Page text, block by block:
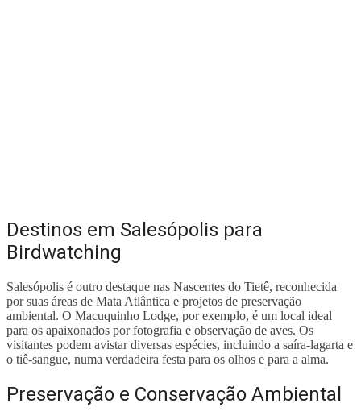
Destinos em Salesópolis para
Birdwatching
Salesópolis é outro destaque nas Nascentes do Tietê, reconhecida
por suas áreas de Mata Atlântica e projetos de preservação
ambiental. O Macuquinho Lodge, por exemplo, é um local ideal
para os apaixonados por fotografia e observação de aves. Os
visitantes podem avistar diversas espécies, incluindo a saíra-lagarta e
o tiê-sangue, numa verdadeira festa para os olhos e para a alma.
Preservação e Conservação Ambiental